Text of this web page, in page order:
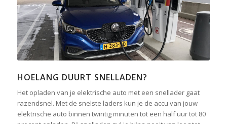
HOELANG DUURT SNELLADEN?
Het opladen van je elektrische auto met een snellader gaat
razendsnel. Met de snelste laders kun je de accu van jouw
elektrische auto binnen twintig minuten tot een half uur tot 80